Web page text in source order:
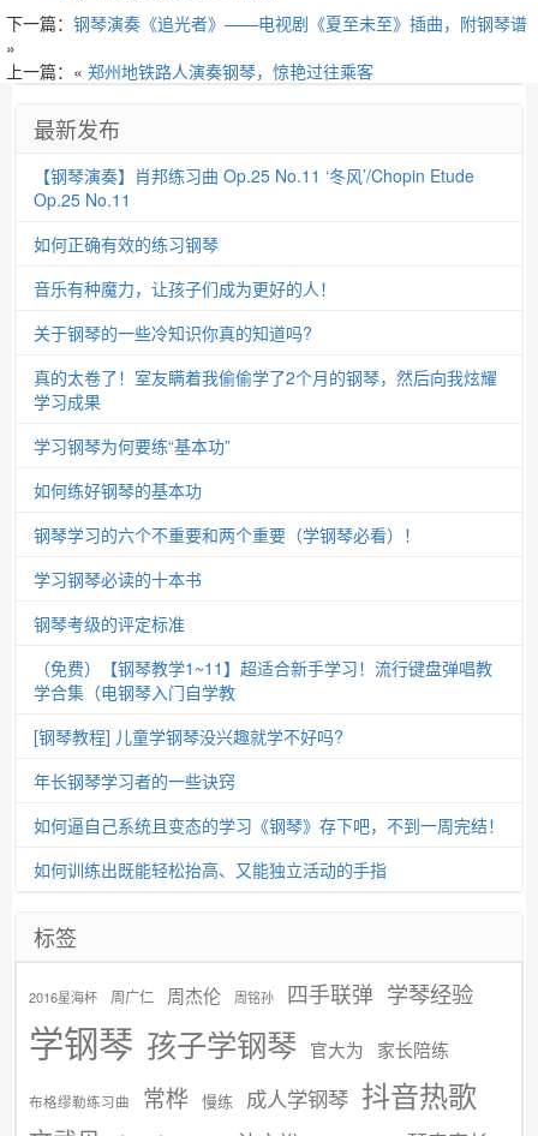
下一篇： 钢琴演奏《追光者》——电视剧《夏至未至》插曲，附钢琴谱
»
上一篇：« 郑州地铁路人演奏钢琴，惊艳过往乘客
最新发布
【钢琴演奏】肖邦练习曲 Op.25 No.11 ‘冬风’/Chopin Etude
Op.25 No.11
如何正确有效的练习钢琴
音乐有种魔力，让孩子们成为更好的人！
关于钢琴的一些冷知识你真的知道吗?
真的太卷了！室友瞒着我偷偷学了2个月的钢琴，然后向我炫耀
学习成果
学习钢琴为何要练“基本功”
如何练好钢琴的基本功
钢琴学习的六个不重要和两个重要（学钢琴必看）！
学习钢琴必读的十本书
钢琴考级的评定标准
（免费）【钢琴教学1~11】超适合新手学习！流行键盘弹唱教
学合集（电钢琴入门自学教
[钢琴教程] 儿童学钢琴没兴趣就学不好吗?
年长钢琴学习者的一些诀窍
如何逼自己系统且变态的学习《钢琴》存下吧，不到一周完结！
如何训练出既能轻松抬高、又能独立活动的手指
标签
2016星海杯 周广仁 周杰伦 周铭孙 四手联弹 学琴经验
学钢琴 孩子学钢琴 官大为 家长陪练
布格缪勒练习曲 常桦 慢练 成人学钢琴 抖音热歌